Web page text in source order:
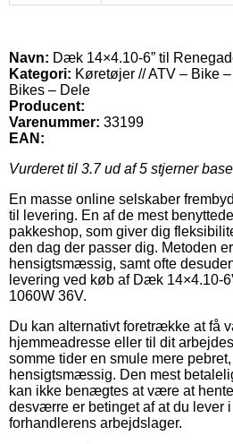
Navn: Dæk 14×4.10-6” til
Kategori: Køretøjer // ATV – Bike
Bikes – Dele
Producent:
Varenummer: 33199
EAN:
Vurderet til 3.7ud af 5 stjerner
En masse online selskaber
til levering. En af de mest
pakkeshop, som giver dig
den dag der passer dig. Metoden
hensigtsmæssig, samt ofte
levering ved køb af Dæk 14×4.10-
1060W 36V.
Du kan alternativt foretrække at få
hjemmeadresse eller til dit
somme tider en smule mere
hensigtsmæssig. Den mest
kan ikke benægtes at være at
desværre er betinget af at du lever
forhandlerens arbejdslager.